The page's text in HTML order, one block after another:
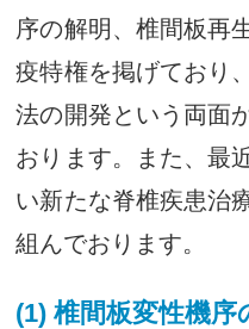
序の解明、椎間板再
疫特権を掲げており
法の開発という両面
おります。また、最
い新たな脊椎疾患治
組んでおります。
(1) 椎間板変性機序